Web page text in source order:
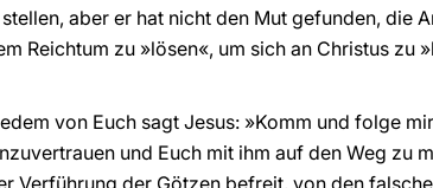
aber er hat nicht den Mut gefunden, die
Reichtum zu »lösen«, um sich an Christus zu
von Euch sagt Jesus: »Komm und folge
und Euch mit ihm auf den Weg zu
Verführung der Götzen befreit, von den